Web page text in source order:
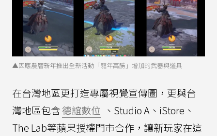
▲因應農曆新年推出全新活動「龍年萬勝」增加的武器與道具
在台灣地區更打造專屬視覺宣傳圖，更與台
灣地區包含德誼數位 、Studio A、iStore、
The Lab等蘋果授權門市合作，讓新玩家在這